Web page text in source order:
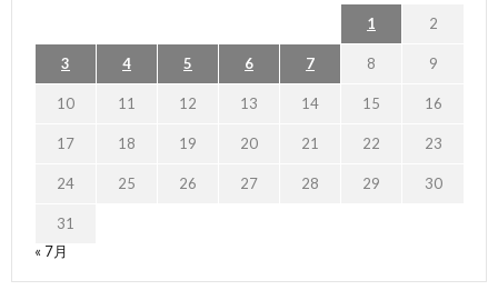
1 2
3 4 5 6 7 8 9
10 11 12 13 14 15 16
17 18 19 20 21 22 23
24 25 26 27 28 29 30
31
« 7月